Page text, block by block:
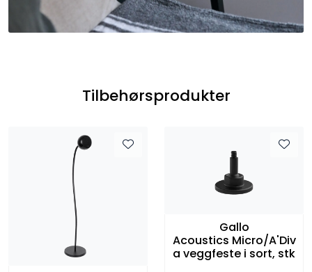
Tilbehørsprodukter
Gallo
Acoustics Micro/A'Div
a veggfeste i sort, stk